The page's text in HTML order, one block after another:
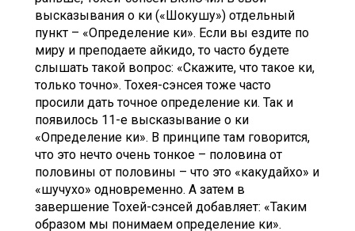
высказывания о ки («Шокушу») отдельный
пункт – «Определение ки». Если вы ездите по
миру и преподаете айкидо, то часто будете
слышать такой вопрос: «Скажите, что такое ки,
только точно». Тохея-сэнсея тоже часто
просили дать точное определение ки. Так и
появилось 11-е высказывание о ки
«Определение ки». В принципе там говорится,
что это нечто очень тонкое – половина от
половины от половины – что это «какудайхо» и
«шучухо» одновременно. А затем в
завершение Тохей-сэнсей добавляет: «Таким
образом мы понимаем определение ки».